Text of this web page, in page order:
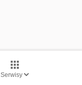
Serwisy